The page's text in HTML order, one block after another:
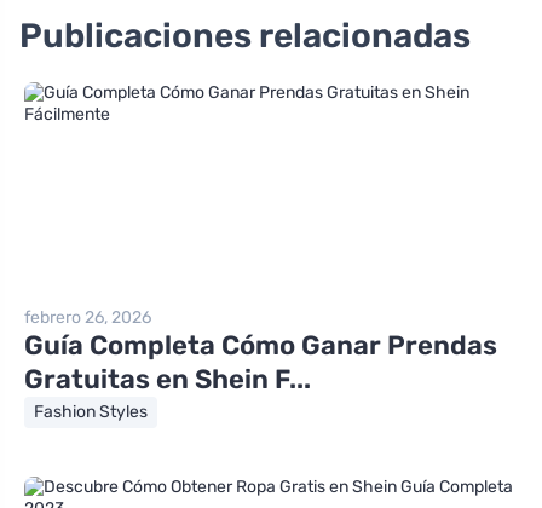
Publicaciones relacionadas
febrero 26, 2026
Guía Completa Cómo Ganar Prendas
Gratuitas en Shein F...
Fashion Styles